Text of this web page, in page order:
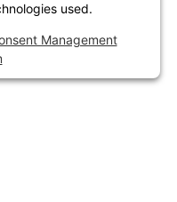
used.
Management